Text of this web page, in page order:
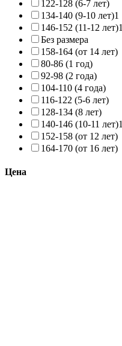
122-128 (6-7 лет)
134-140 (9-10 лет)1
146-152 (11-12 лет)1
Без размера
158-164 (от 14 лет)
80-86 (1 год)
92-98 (2 года)
104-110 (4 года)
116-122 (5-6 лет)
128-134 (8 лет)
140-146 (10-11 лет)1
152-158 (от 12 лет)
164-170 (от 16 лет)
Цена